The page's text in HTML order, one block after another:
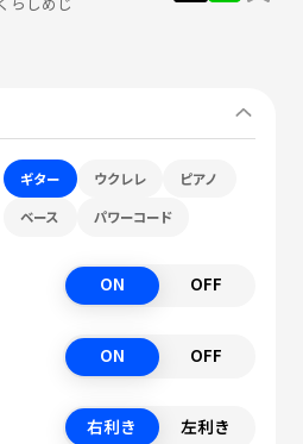
ギター ウクレレ ピアノ
ベース パワーコード
ON OFF
ON OFF
右利き 左利き